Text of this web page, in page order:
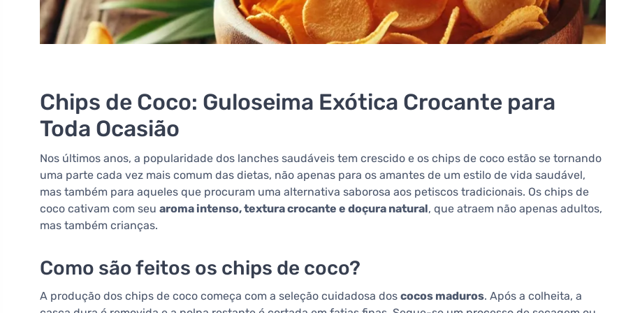
Chips de Coco: Guloseima Exótica Crocante para
Toda Ocasião
Nos últimos anos, a popularidade dos lanches saudáveis tem crescido e os chips de coco estão se tornando
uma parte cada vez mais comum das dietas, não apenas para os amantes de um estilo de vida saudável,
mas também para aqueles que procuram uma alternativa saborosa aos petiscos tradicionais. Os chips de
coco cativam com seu aroma intenso, textura crocante e doçura natural, que atraem não apenas adultos,
mas também crianças.
Como são feitos os chips de coco?
A produção dos chips de coco começa com a seleção cuidadosa dos cocos maduros. Após a colheita, a